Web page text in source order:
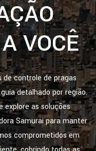
VOCÊ
de controle de pragas
detalhado por região.
explore as soluções
Samurai para manter
comprometidos em